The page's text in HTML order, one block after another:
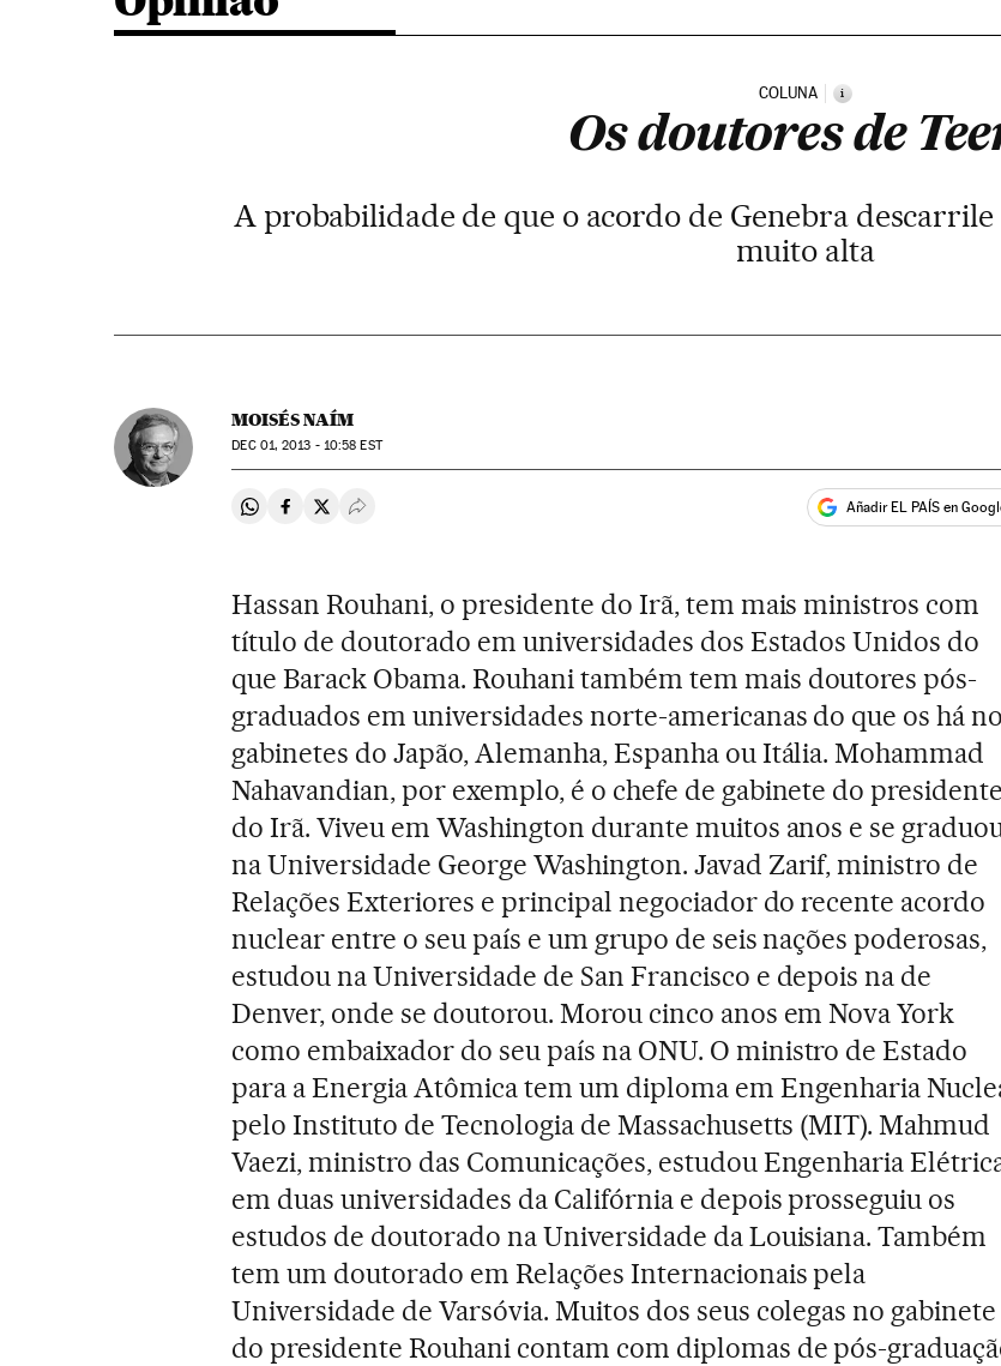
COLUNA i
Os doutores de
A probabilidade de que o acordo de Genebra
muito alta
MOISÉS NAÍM
DEC01, 2013 - 10:58 EST
Compartir en Whatsapp
Compartir en Facebook
Compartir en Twitter
Desplegar Redes Sociales Añadir EL PAÍS en
Hassan Rouhani, o presidente do Irã, tem mais ministros com
título de doutorado em universidades dos Estados Unidos do
que Barack Obama. Rouhani também tem mais doutores pós-
graduados em universidades norte-americanas do que os há
gabinetes do Japão, Alemanha, Espanha ou Itália. Mohammad
Nahavandian, por exemplo, é o chefe de gabinete do presidente
do Irã. Viveu em Washington durante muitos anos e se
na Universidade George Washington. Javad Zarif, ministro de
Relações Exteriores e principal negociador do recente acordo
nuclear entre o seu país e um grupo de seis nações poderosas,
estudou na Universidade de San Francisco e depois na de
Denver, onde se doutorou. Morou cinco anos em Nova York
como embaixador do seu país na ONU. O ministro de Estado
para a Energia Atômica tem um diploma em Engenharia
pelo Instituto de Tecnologia de Massachusetts (MIT). Mahmud
Vaezi, ministro das Comunicações, estudou Engenharia
em duas universidades da Califórnia e depois prosseguiu os
estudos de doutorado na Universidade da Louisiana. Também
tem um doutorado em Relações Internacionais pela
Universidade de Varsóvia. Muitos dos seus colegas no gabinete
do presidente Rouhani contam com diplomas de pós-